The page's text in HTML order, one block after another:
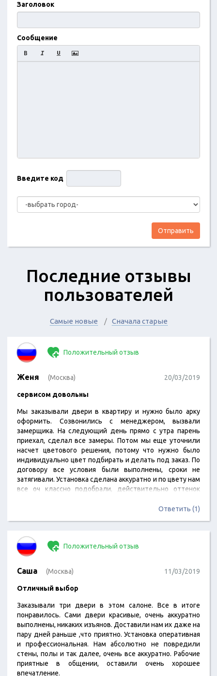
Заголовок
Сообщение
Введите код
Отправить
Последние отзывы
пользователей
Самые новые Сначала старые
Положительный отзыв
Женя (Москва) 20/03/2019
сервисом довольны
Мы заказывали двери в квартиру и нужно было арку
оформить. Созвонились с менеджером, вызвали
замерщика. На следующий день прямо с утра парень
приехал, сделал все замеры. Потом мы еще уточнили
насчет цветового решения, потому что нужно было
индивидуально цвет подбирать и делать под заказ. По
договору все условия были выполнены, сроки не
затягивали. Установка сделана аккуратно и по цвету нам
все оч классно подобрали, действительно оттенок
Ответить (1)
Положительный отзыв
Саша (Москва) 11/03/2019
Отличный выбор
Заказывали три двери в этом салоне. Все в итоге
понравилось. Сами двери красивые, очень аккуратно
выполнены, никаких изъянов. Доставили нам их даже на
пару дней раньше ,что приятно. Установка оперативная
и профессиональная. Нам абсолютно не повредили
стены, полы и так далее, очень все аккуратно. Рабочие
приятные в общении, оставили очень хорошее
впечатление.